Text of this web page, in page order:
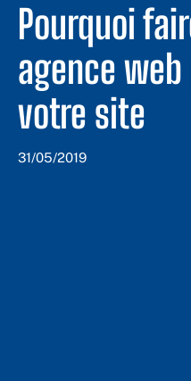
Pourquoi
agence
votre site
31/05/2019